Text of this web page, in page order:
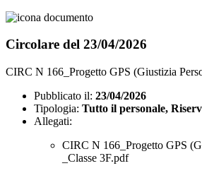
Circolare del 23/04/2026
CIRC N 166_Progetto GPS (Giustizia
Pubblicato il: 23/04/2026
Tipologia: Tutto il personale,
Allegati:
CIRC N 166_Progetto GPS
_Classe 3F.pdf